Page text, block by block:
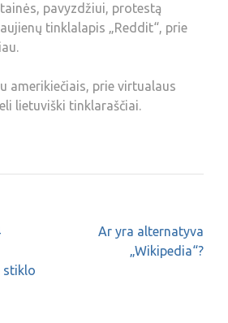
pavyzdžiui, protestą
tinklalapis „Reddit“, prie
amerikiečiais, prie virtualaus
lietuviški tinklaraščiai.
stiklo
Ar yra alternatyva
„Wikipedia“?